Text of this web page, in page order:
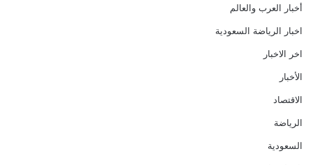
أخبار العرب والعالم
اخبار الرياضة السعودية
اخر الاخبار
الأخبار
الاقتصاد
الرياضة
السعودية